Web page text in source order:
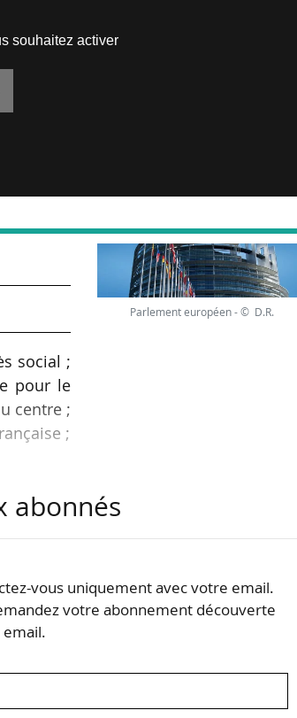
27 à
social ;
pour le
centre ;
;
Parlement européen - © D.R.
abonnés
vous uniquement avec votre email.
votre abonnement découverte
email.
souhaitez activer